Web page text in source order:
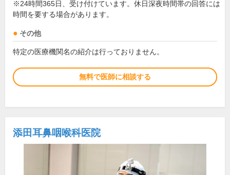
※24時間365日、受け付けています。休日深夜時間帯の回答には
時間を要する場合があります。
その他
特定の医療機関名の紹介は行っておりません。
無料で医師に相談する
添田耳鼻咽喉科医院